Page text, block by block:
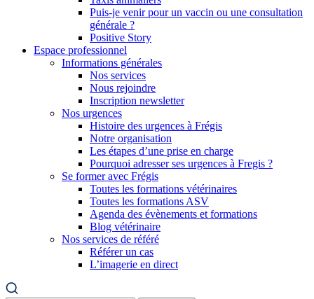
Puis-je venir pour un vaccin ou une consultation
générale ?
Positive Story
Espace professionnel
Informations générales
Nos services
Nous rejoindre
Inscription newsletter
Nos urgences
Histoire des urgences à Frégis
Notre organisation
Les étapes d’une prise en charge
Pourquoi adresser ses urgences à Fregis ?
Se former avec Frégis
Toutes les formations vétérinaires
Toutes les formations ASV
Agenda des évènements et formations
Blog vétérinaire
Nos services de référé
Référer un cas
L’imagerie en direct